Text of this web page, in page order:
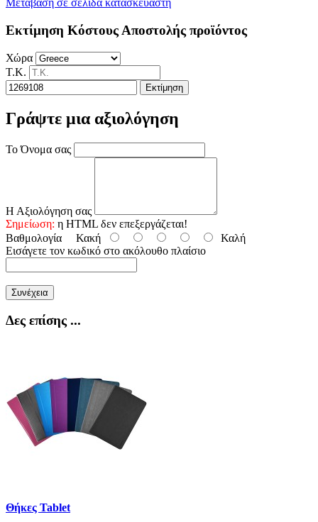
Μετάβαση σε σελίδα κατασκευαστή
Εκτίμηση Κόστους Αποστολής προϊόντος
Χώρα
Τ.Κ.
Εκτίμηση
Γράψτε μια αξιολόγηση
Το Όνομα σας
Η Αξιολόγηση σας
Σημείωση: η HTML δεν επεξεργάζεται!
Βαθμολογία Κακή
Καλή
Εισάγετε τον κωδικό στο ακόλουθο πλαίσιο
Συνέχεια
Δες επίσης ...
Θήκες Tablet